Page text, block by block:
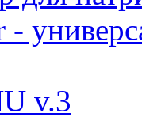
v.3